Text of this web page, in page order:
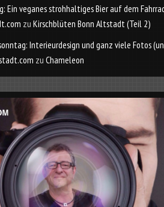
Ein veganes strohhaltiges Bier auf dem
zu Kirschblüten Bonn Altstadt (Teil 2)
Interieurdesign und ganz viele Fotos
zu Chameleon